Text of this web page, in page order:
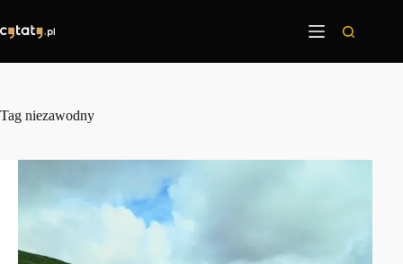
treści
Tag niezawodny